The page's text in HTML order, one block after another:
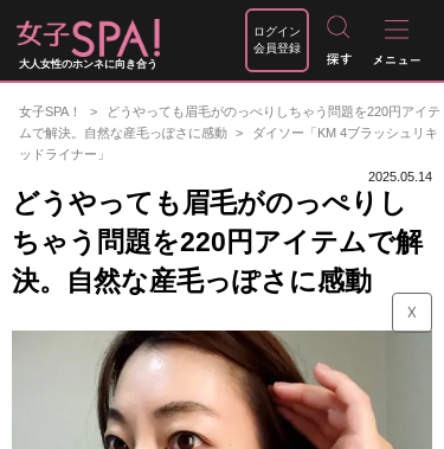
大人女性のホンネに向き合う
ログイン
会員登録
女子SPA！
どうやっても眉毛がのっぺりしちゃう問題を220円アイテ
ムで解決。自然な産毛っぽさに感動
ダイソー「KM 4ブラッシュリキ
ッドライナー」
2025.05.14
どうやっても眉毛がのっぺりし
ちゃう問題を220円アイテムで解
決。自然な産毛っぽさに感動
☓